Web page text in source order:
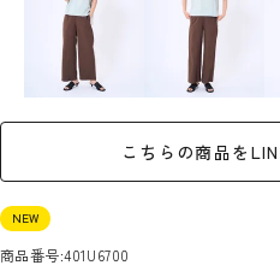
こちらの商品を
NEW
商品番号 401U6700